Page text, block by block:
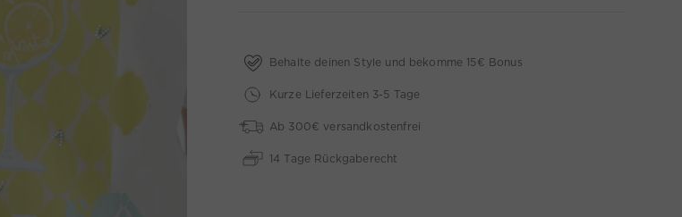
Behalte deinen Style und bekomme 15€ Bonus
Kurze Lieferzeiten 3-5 Tage
Ab 300€ versandkostenfrei
14 Tage Rückgaberecht